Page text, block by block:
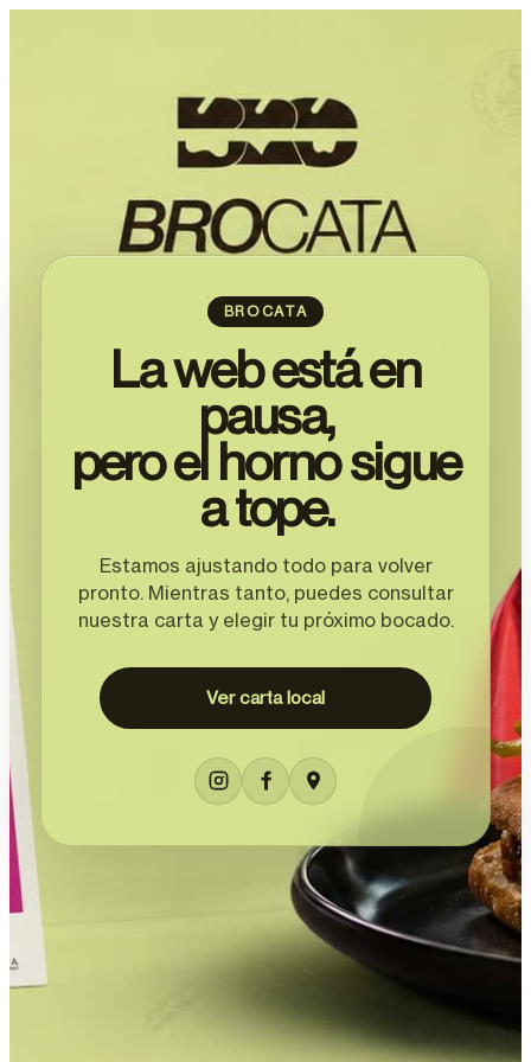
BROCATA
La web está en
pausa,
pero el horno sigue
a tope.
Estamos ajustando todo para volver
pronto. Mientras tanto, puedes consultar
nuestra carta y elegir tu próximo bocado.
Ver carta local